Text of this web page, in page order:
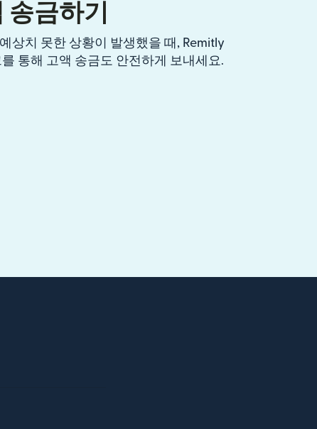
금하기
상치 못한 상황이 발생했을 때, Remitly
통해 고액 송금도 안전하게 보내세요.